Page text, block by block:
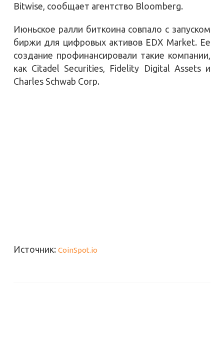
Bitwise, сообщает агентство Bloomberg.
Июньское ралли биткоина совпало с запуском
биржи для цифровых активов EDX Market. Ее
создание профинансировали такие компании,
как Citadel Securities, Fidelity Digital Assets и
Charles Schwab Corp.
Источник: CoinSpot.io